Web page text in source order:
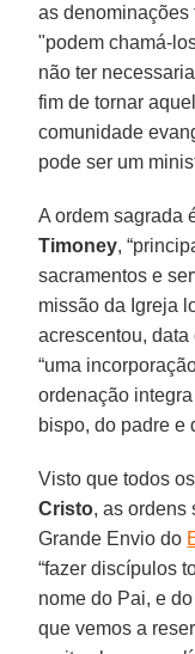
as denominações
"podem chamá-
não ter
fim de tornar
comunidade
pode ser um
A ordem sagrada
Timoney,
sacramentos e
missão da Igreja
acrescentou,
“uma
ordenação
bispo, do padre e
Visto que todos
Cristo, as ordens
Grande Envio do
“fazer discípulos
nome do Pai, e
que vemos a